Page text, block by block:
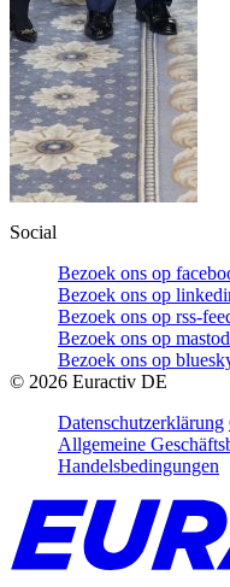
Social
Bezoek ons op
Bezoek ons op
Bezoek ons op rss-
Bezoek ons op
Bezoek ons op
© 2026 Euractiv DE
Datenschutzerklärung
Allgemeine
Handelsbedingungen